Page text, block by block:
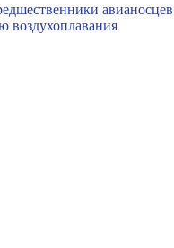
воздухоплавания